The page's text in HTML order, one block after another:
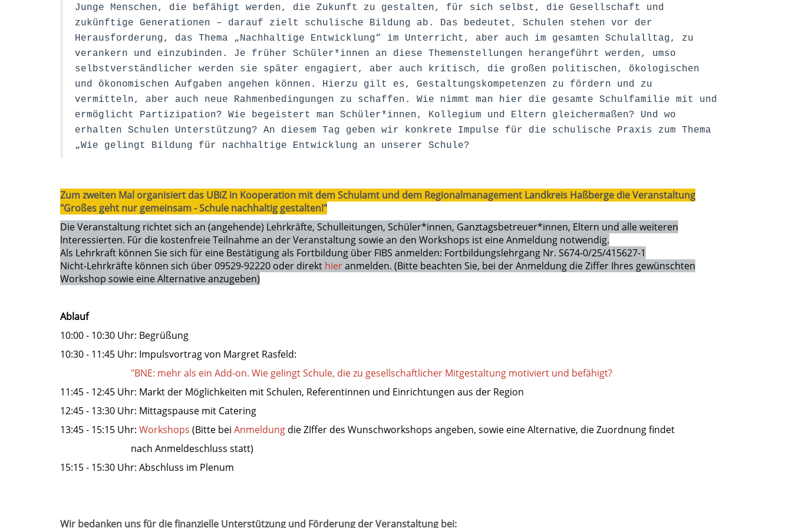
Junge Menschen, die befähigt werden, die Zukunft zu gestalten, für sich selbst, die Gesellschaft und
zukünftige Generationen – darauf zielt schulische Bildung ab. Das bedeutet, Schulen stehen vor der
Herausforderung, das Thema „Nachhaltige Entwicklung“ im Unterricht, aber auch im gesamten Schulalltag, zu
verankern und einzubinden. Je früher Schüler*innen an diese Themenstellungen herangeführt werden, umso
selbstverständlicher werden sie später engagiert, aber auch kritisch, die großen politischen, ökologischen
und ökonomischen Aufgaben angehen können. Hierzu gilt es, Gestaltungskompetenzen zu fördern und zu
vermitteln, aber auch neue Rahmenbedingungen zu schaffen. Wie nimmt man hier die gesamte Schulfamilie mit und
ermöglicht Partizipation? Wie begeistert man Schüler*innen, Kollegium und Eltern gleichermaßen? Und wo
erhalten Schulen Unterstützung? An diesem Tag geben wir konkrete Impulse für die schulische Praxis zum Thema
„Wie gelingt Bildung für nachhaltige Entwicklung an unserer Schule?
Zum zweiten Mal organisiert das UBiZ in Kooperation mit dem Schulamt und dem Regionalmanagement Landkreis Haßberge die Veranstaltung
"Großes geht nur gemeinsam - Schule nachhaltig gestalten!"
Die Veranstaltung richtet sich an (angehende) Lehrkräfte, Schulleitungen, Schüler*innen, Ganztagsbetreuer*innen, Eltern und alle weiteren
Interessierten. Für die kostenfreie Teilnahme an der Veranstaltung sowie an den Workshops ist eine Anmeldung notwendig.
Als Lehrkraft können Sie sich für eine Bestätigung als Fortbildung über FIBS anmelden: Fortbildungslehrgang Nr. S674-0/25/415627-1
Nicht-Lehrkräfte können sich über 09529-92220 oder direkt hieranmelden. (Bitte beachten Sie, bei der Anmeldung die Ziffer Ihres gewünschten
Workshop sowie eine Alternative anzugeben)
Ablauf
10:00 - 10:30 Uhr: Begrüßung
10:30 - 11:45 Uhr: Impulsvortrag von Margret Rasfeld:
"BNE: mehr als ein Add-on. Wie gelingt Schule, die zu gesellschaftlicher Mitgestaltung motiviert und befähigt?
11:45 - 12:45 Uhr: Markt der Möglichkeiten mit Schulen, Referentinnen und Einrichtungen aus der Region
12:45 - 13:30 Uhr: Mittagspause mit Catering
13:45 - 15:15 Uhr: Workshops (Bitte bei Anmeldung die ZIffer des Wunschworkshops angeben, sowie eine Alternative, die Zuordnung findet
nach Anmeldeschluss statt)
15:15 - 15:30 Uhr: Abschluss im Plenum
Wir bedanken uns für die finanzielle Unterstützung und Förderung der Veranstaltung bei: